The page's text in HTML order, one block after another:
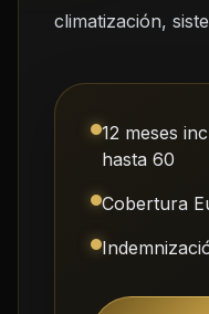
climatización,
12 meses
hasta 60
Cobertura